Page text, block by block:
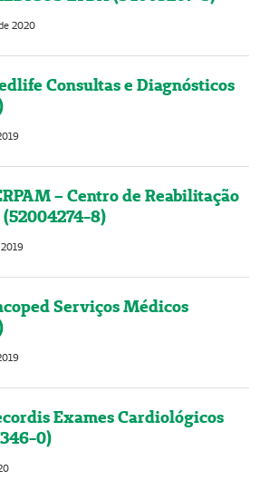
2020
Consultas e Diagnósticos
– Centro de Reabilitação
8)
Serviços Médicos
Exames Cardiológicos
0)